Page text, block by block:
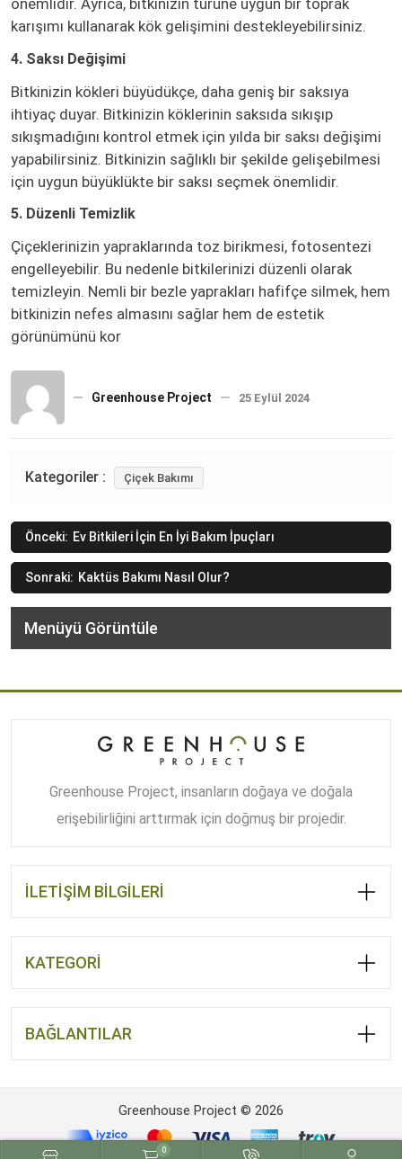
0
karışımı kullanarak kök gelişimini destekleyebilirsiniz.
4. Saksı Değişimi
Bitkinizin kökleri büyüdükçe, daha geniş bir saksıya
ihtiyaç duyar. Bitkinizin köklerinin saksıda sıkışıp
sıkışmadığını kontrol etmek için yılda bir saksı değişimi
yapabilirsiniz. Bitkinizin sağlıklı bir şekilde gelişebilmesi
için uygun büyüklükte bir saksı seçmek önemlidir.
5. Düzenli Temizlik
Çiçeklerinizin yapraklarında toz birikmesi, fotosentezi
engelleyebilir. Bu nedenle bitkilerinizi düzenli olarak
temizleyin. Nemli bir bezle yaprakları hafifçe silmek, hem
bitkinizin nefes almasını sağlar hem de estetik
görünümünü kor
Greenhouse Project 25 Eylül 2024
Kategoriler : Çiçek Bakımı
Yazı
gezinmesi
Önceki: Ev Bitkileri İçin En İyi Bakım İpuçları
Sonraki: Kaktüs Bakımı Nasıl Olur?
Menüyü Görüntüle
Greenhouse Project, insanların doğaya ve doğala
erişebilirliğini arttırmak için doğmuş bir projedir.
İLETİŞİM BİLGİLERİ
KATEGORİ
BAĞLANTILAR
Greenhouse Project © 2026